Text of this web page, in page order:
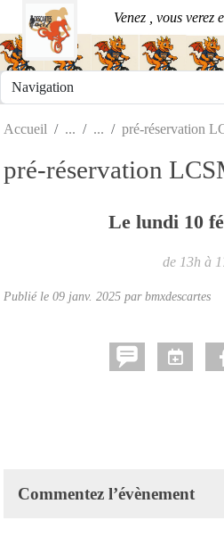
Venez , vous verez
Accueil pré-réservation
pré-réservation
Le lundi 10
de 13h à
Publié le 09 janv. 2025 parbmxdescartes
Commentez l’évènement
Panneau de gestion des cookies